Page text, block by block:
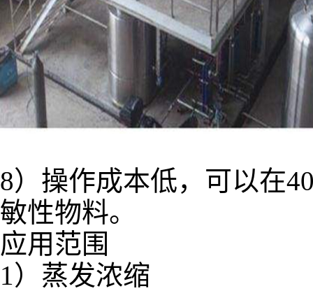
8）操作成本低，可以在
敏性物料。
应用范围
1）蒸发浓缩